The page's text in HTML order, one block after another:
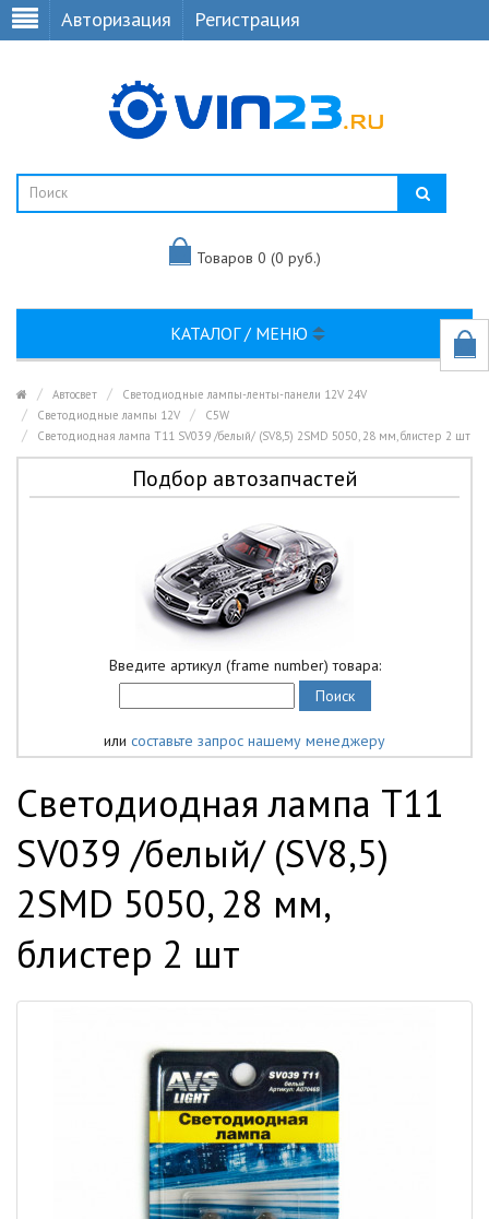
Авторизация Регистрация
Товаров 0 (0 руб.)
КАТАЛОГ / МЕНЮ
Автосвет
Светодиодные лампы-ленты-панели 12V 24V
Светодиодные лампы 12V
C5W
Светодиодная лампа T11 SV039 /белый/ (SV8,5) 2SMD 5050, 28 мм, блистер 2 шт
Подбор автозапчастей
Введите артикул (frame number) товара:
или составьте запрос нашему менеджеру
Светодиодная лампа T11
SV039 /белый/ (SV8,5)
2SMD 5050, 28 мм,
блистер 2 шт